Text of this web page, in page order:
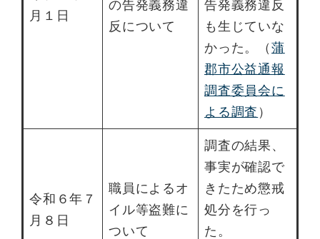
月１日
の告発義務違
反について
告発義務違反
も生じていな
かった。（ 蒲
郡市公益通報
調査委員会に
よる調査 ）
令和６年７
月８日
職員によるオ
イル等盗難に
ついて
調査の結果、
事実が確認で
きたため懲戒
処分を行っ
た。